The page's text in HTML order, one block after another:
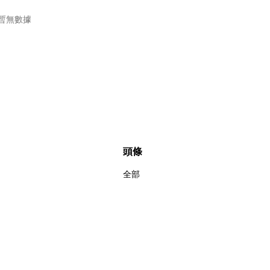
無數據
頭條
全部